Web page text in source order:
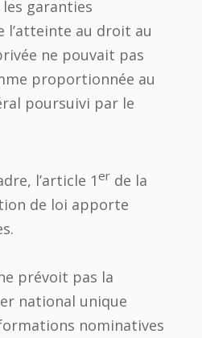
garanties
l’atteinte au droit au
ne pouvait pas
proportionnée au
poursuivi par le
l’article 1erde la
de loi apporte
prévoit pas la
national unique
nominatives